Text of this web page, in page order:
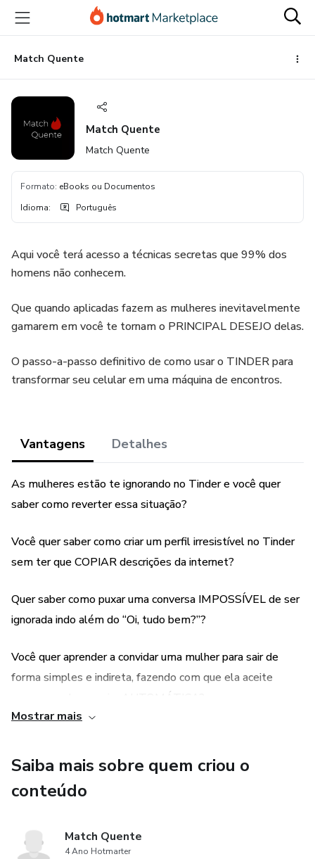
para
conteúdo
principal
para
pagamento
para
rodapéMatch Quente
Match Quente
Match Quente
Formato: eBooks ou Documentos
Idioma: Português
Aqui você terá acesso a técnicas secretas que 99% dos
homens não conhecem.
Que quando aplicadas fazem as mulheres inevitavelmente
gamarem em você te tornam o PRINCIPAL DESEJO delas.
O passo-a-passo definitivo de como usar o TINDER para
transformar seu celular em uma máquina de encontros.
Vantagens Detalhes
As mulheres estão te ignorando no Tinder e você quer
saber como reverter essa situação?
Você quer saber como criar um perfil irresistível no Tinder
sem ter que COPIAR descrições da internet?
Quer saber como puxar uma conversa IMPOSSÍVEL de ser
ignorada indo além do “Oi, tudo bem?”?
Você quer aprender a convidar uma mulher para sair de
forma simples e indireta, fazendo com que ela aceite
Mostrar mais
Saiba mais sobre quem criou o
conteúdo
Match Quente
4 Ano Hotmarter